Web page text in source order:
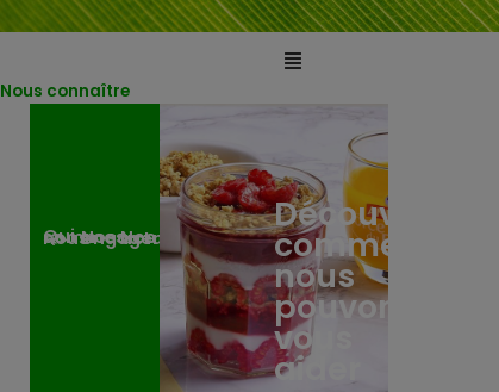
Nous connaître
Qui sommes-nous ? Nos engagements
Nos actualités
Découvrez
comment
nous
pouvons
vous
aider